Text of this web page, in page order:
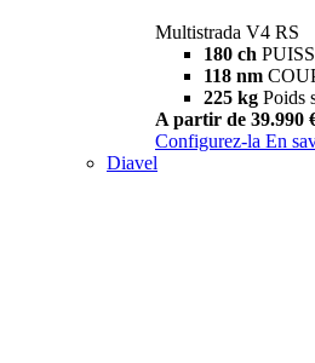
Multistrada V4 RS
180 ch
118 nm
225 kg Poids
A partir de 39.990
Configurez-la En
Diavel